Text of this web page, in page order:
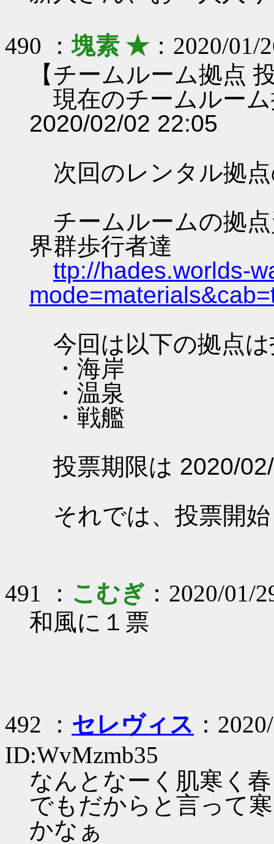
490 ：塊素 ★：2020/01/
【チームルーム拠点
現在のチームルー
2020/02/02 22:05
次回のレンタル拠
チームルームの拠
界群歩行者達
ttp://hades.worlds-
今回は以下の拠点
・海岸
・温泉
・戦艦
投票期限は 2020/
それでは、投票開
491 ： こむぎ ：2020/01/
和風に１票
492 ： セレヴィス ：
ID:WvMzmb35
なんとなーく肌寒く
でもだからと言って
かなぁ